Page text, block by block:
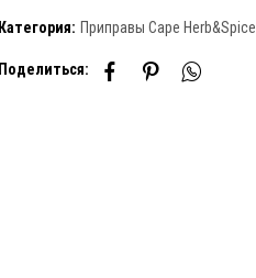
Категория: Приправы Cape Herb&Spice
Поделиться: